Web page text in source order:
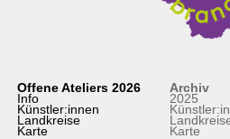
Offene Ateliers 2026
Info
Künstler:innen
Landkreise
Karte
Archiv
2025
Karte